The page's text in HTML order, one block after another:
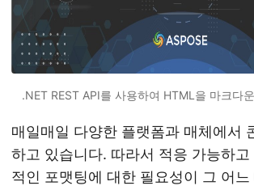
.NET REST API를 사용하여 HTML을 마크다
매일매일 다양한 플랫폼과 매체에서
하고 있습니다. 따라서 적응 가능하고
적인 포맷팅에 대한 필요성이 그 어느